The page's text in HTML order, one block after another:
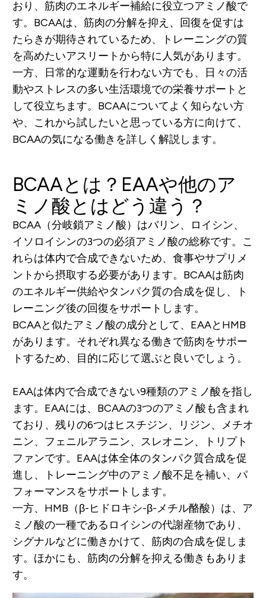
おり、筋肉のエネルギー補給に役立つアミノ酸で
す。BCAAは、筋肉の分解を抑え、回復を促すは
たらきが期待されているため、トレーニングの質
を高めたいアスリートから特に人気があります。
一方、日常的な運動を行わない方でも、日々の活
動やストレスの多い生活環境での栄養サポートと
して役立ちます。BCAAについてよく知らない方
や、これから試したいと思っている方に向けて、
BCAAの気になる働きを詳しく解説します。
BCAAとは？EAAや他のア
ミノ酸とはどう違う？
BCAA（分岐鎖アミノ酸）はバリン、ロイシン、
イソロイシンの3つの必須アミノ酸の総称です。こ
れらは体内で合成できないため、食事やサプリメ
ントから摂取する必要があります。BCAAは筋肉
のエネルギー供給やタンパク質の合成を促し、ト
レーニング後の回復をサポートします。
BCAAと似たアミノ酸の成分として、EAAとHMB
があります。それぞれ異なる働きで筋肉をサポー
トするため、目的に応じて選ぶと良いでしょう。
EAAは体内で合成できない9種類のアミノ酸を指し
ます。EAAには、BCAAの3つのアミノ酸も含まれ
ており、残りの6つはヒスチジン、リジン、メチオ
ニン、フェニルアラニン、スレオニン、トリプト
ファンです。EAAは体全体のタンパク質合成を促
進し、トレーニング中のアミノ酸不足を補い、パ
フォーマンスをサポートします。
一方、HMB（β-ヒドロキシ-β-メチル酪酸）は、ア
ミノ酸の一種であるロイシンの代謝産物であり、
シグナルなどに働きかけて、筋肉の合成を促しま
す。ほかにも、筋肉の分解を抑える働きもありま
す。